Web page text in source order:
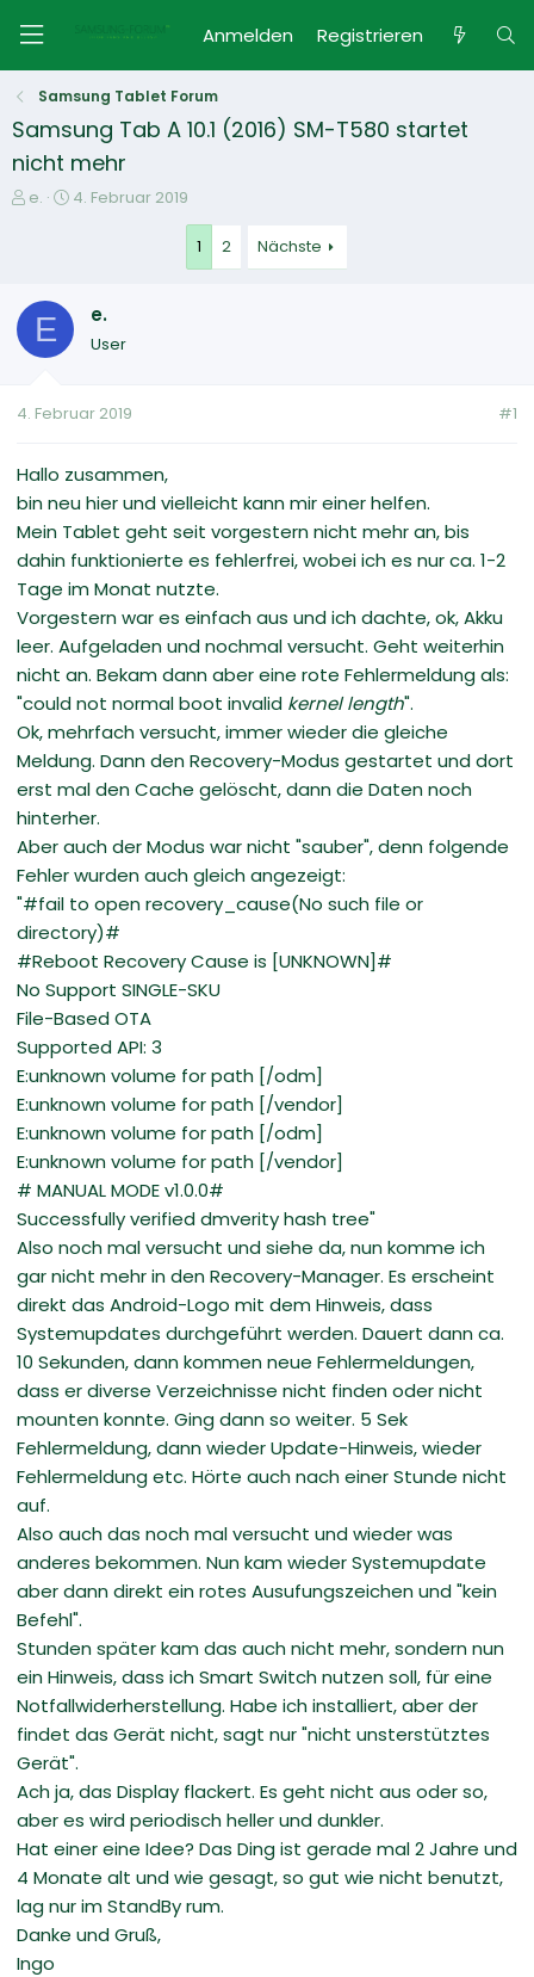
Anmelden Registrieren
Samsung Tablet Forum
Samsung Tab A 10.1 (2016) SM-T580 startet
nicht mehr
E
e
e.
E
l
l
m
4. Februar 2019
1 2 Nächste
E e.
User
4. Februar 2019 #1
Hallo zusammen,
bin neu hier und vielleicht kann mir einer helfen.
Mein Tablet geht seit vorgestern nicht mehr an, bis
dahin funktionierte es fehlerfrei, wobei ich es nur ca. 1-2
Tage im Monat nutzte.
Vorgestern war es einfach aus und ich dachte, ok, Akku
leer. Aufgeladen und nochmal versucht. Geht weiterhin
nicht an. Bekam dann aber eine rote Fehlermeldung als:
"could not normal boot invalid kernel length".
Ok, mehrfach versucht, immer wieder die gleiche
Meldung. Dann den Recovery-Modus gestartet und dort
erst mal den Cache gelöscht, dann die Daten noch
hinterher.
Aber auch der Modus war nicht "sauber", denn folgende
Fehler wurden auch gleich angezeigt:
"#fail to open recovery_cause(No such file or
directory)#
#Reboot Recovery Cause is [UNKNOWN]#
No Support SINGLE-SKU
File-Based OTA
Supported API: 3
E:unknown volume for path [/odm]
E:unknown volume for path [/vendor]
E:unknown volume for path [/odm]
E:unknown volume for path [/vendor]
# MANUAL MODE v1.0.0#
Successfully verified dmverity hash tree"
Also noch mal versucht und siehe da, nun komme ich
gar nicht mehr in den Recovery-Manager. Es erscheint
direkt das Android-Logo mit dem Hinweis, dass
Systemupdates durchgeführt werden. Dauert dann ca.
10 Sekunden, dann kommen neue Fehlermeldungen,
dass er diverse Verzeichnisse nicht finden oder nicht
mounten konnte. Ging dann so weiter. 5 Sek
Fehlermeldung, dann wieder Update-Hinweis, wieder
Fehlermeldung etc. Hörte auch nach einer Stunde nicht
auf.
Also auch das noch mal versucht und wieder was
anderes bekommen. Nun kam wieder Systemupdate
aber dann direkt ein rotes Ausufungszeichen und "kein
Befehl".
Stunden später kam das auch nicht mehr, sondern nun
ein Hinweis, dass ich Smart Switch nutzen soll, für eine
Notfallwiderherstellung. Habe ich installiert, aber der
findet das Gerät nicht, sagt nur "nicht unsterstütztes
Gerät".
Ach ja, das Display flackert. Es geht nicht aus oder so,
aber es wird periodisch heller und dunkler.
Hat einer eine Idee? Das Ding ist gerade mal 2 Jahre und
4 Monate alt und wie gesagt, so gut wie nicht benutzt,
lag nur im StandBy rum.
Danke und Gruß,
Ingo